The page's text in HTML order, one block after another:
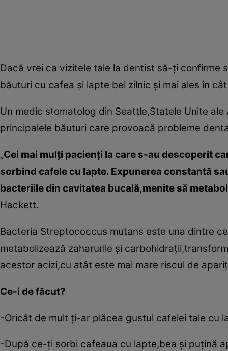
Dacă vrei ca vizitele tale la dentist să-ţi confirme
băuturi cu cafea şi lapte bei zilnic şi mai ales în
Un medic stomatolog din Seattle,Statele Unite
principalele băuturi care provoacă probleme
„Cei mai mulţi pacienţi la care s-au descoperit
sorbind cafele cu lapte. Expunerea constantă
bacteriile din cavitatea bucală,menite să
Hackett.
Bacteria Streptococcus mutans este una dintre
metabolizează zaharurile şi
acestor acizi,cu atât este mai mare riscul de
Ce-i de făcut?
-Oricât de mult ţi-ar plăcea gustul cafelei tale cu
-După ce-ţi sorbi cafeaua cu lapte,bea şi puţină